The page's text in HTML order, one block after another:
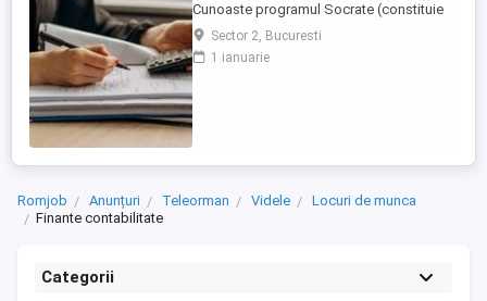
Cunoaste programul Socrate (constituie
avantaj); - Cunoaste Microsoft Office; - Are
cunostinte de contabilitate financiara; -
Are experienta pe o pozitie similara, de
Sector 2, Bucuresti
1 ianuarie
Romjob Anunțuri Teleorman Videle
Locuri de munca
Finante contabilitate
Categorii